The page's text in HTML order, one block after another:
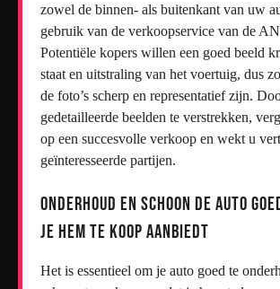
zowel de binnen- als buitenkant van uw
gebruik van de verkoopservice van de
Potentiële kopers willen een goed beeld
staat en uitstraling van het voertuig, dus
de foto’s scherp en representatief zijn.
gedetailleerde beelden te verstrekken,
op een succesvolle verkoop en wekt u
geïnteresseerde partijen.
Onderhoud en schoon de auto
je hem te koop aanbiedt
Het is essentieel om je auto goed te